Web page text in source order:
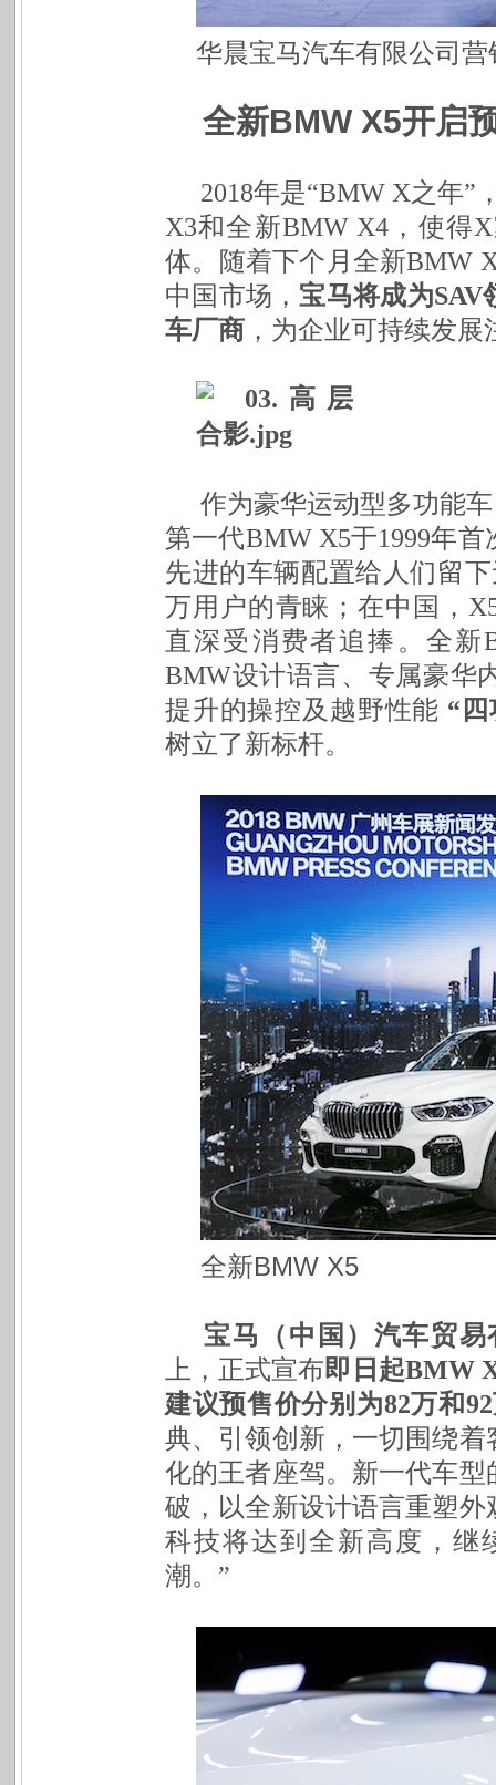
华晨宝马汽车有限公司
全新BMW X5开启
2018年是“BMW X之年”
X3和全新BMW X4，使得
体。随着下个月全新BMW
中国市场， 宝马将成为
车厂商 ，为企业可持续发
作为豪华运动型多功能
第一代BMW X5于1999年
先进的车辆配置给人们留
万用户的青睐；在中国，
直深受消费者追捧。全新
BMW设计语言、专属豪华
提升的操控及越野性能 “
树立了新标杆。
全新BMW X5
宝马（中国）汽车贸
上，正式宣布即日起BMW
建议预售价分别为82万和
典、引领创新，一切围绕
化的王者座驾。新一代车
破，以全新设计语言重塑
科技将达到全新高度，继
潮。”